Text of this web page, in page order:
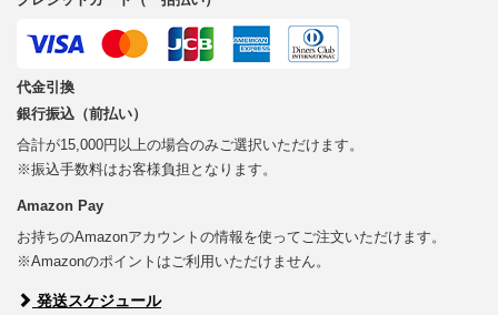
代金引換
銀行振込（前払い）
合計が15,000円以上の場合のみご選択いただけます。
※振込手数料はお客様負担となります。
Amazon Pay
お持ちのAmazonアカウントの情報を使ってご注文いただけます。
※Amazonのポイントはご利用いただけません。
発送スケジュール